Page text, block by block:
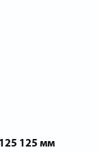
125 мм